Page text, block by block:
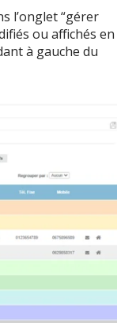
l’onglet “gérer
ou affichés en
à gauche du